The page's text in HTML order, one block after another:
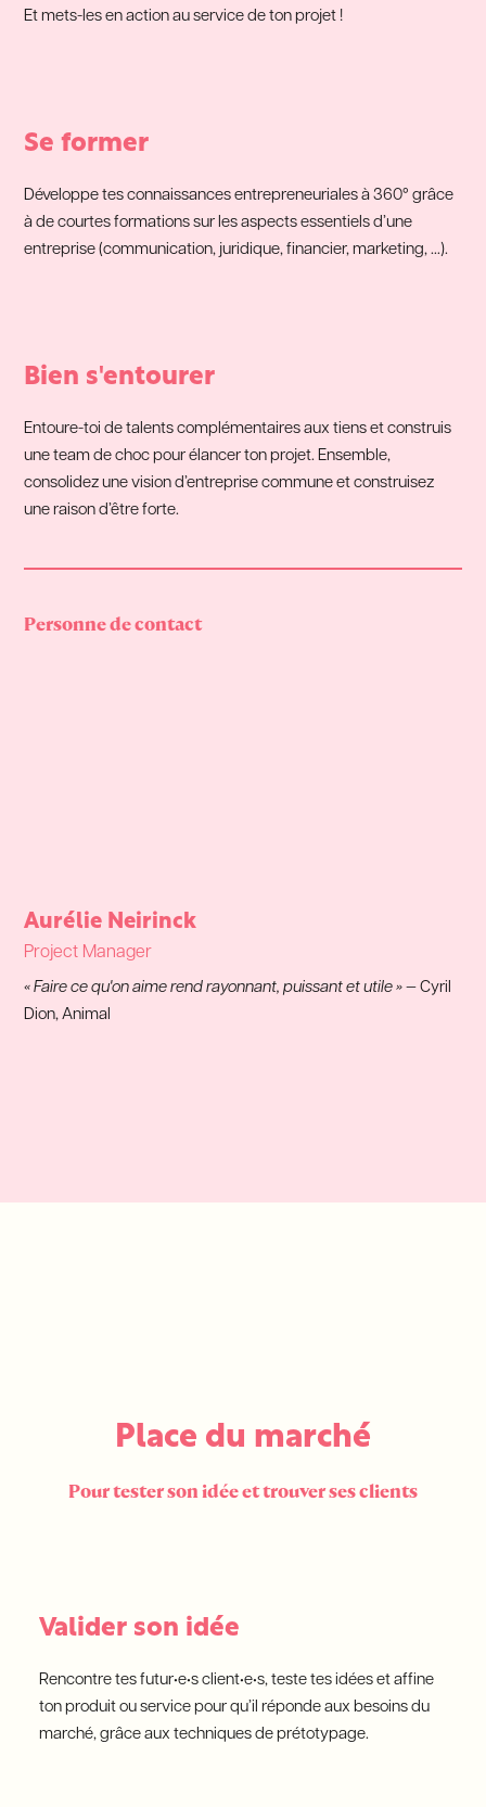
Et mets-les en action au service de ton projet !
Se former
Développe tes connaissances entrepreneuriales à 360° grâce
à de courtes formations sur les aspects essentiels d’une
entreprise (communication, juridique, financier, marketing, …).
Bien s'entourer
Entoure-toi de talents complémentaires aux tiens et construis
une team de choc pour élancer ton projet. Ensemble,
consolidez une vision d’entreprise commune et construisez
une raison d’être forte.
Personne de contact
Aurélie Neirinck
Project Manager
« Faire ce qu'on aime rend rayonnant, puissant et utile »— Cyril
Dion, Animal
Place du marché
Pour tester son idée et trouver ses clients
Valider son idée
Rencontre tes futur•e•s client•e•s, teste tes idées et affine
ton produit ou service pour qu’il réponde aux besoins du
marché, grâce aux techniques de prétotypage.